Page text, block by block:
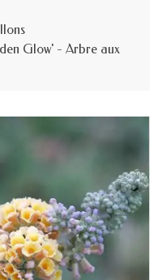
Glow' - Arbre aux